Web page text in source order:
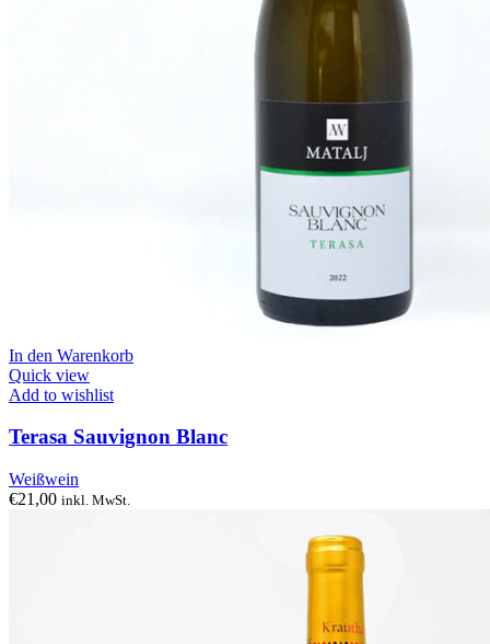
In den Warenkorb
Quick view
Add to wishlist
Terasa Sauvignon Blanc
Weißwein
€21,00 inkl. MwSt.